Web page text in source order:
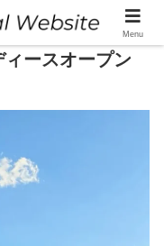
ィースオープン
Menu